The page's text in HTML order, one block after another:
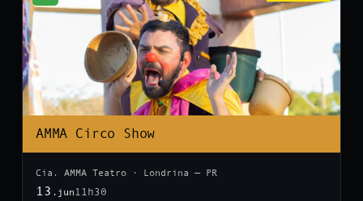
AMMA Circo Show
Cia. AMMA Teatro · Londrina — PR
13 .jun 11h30